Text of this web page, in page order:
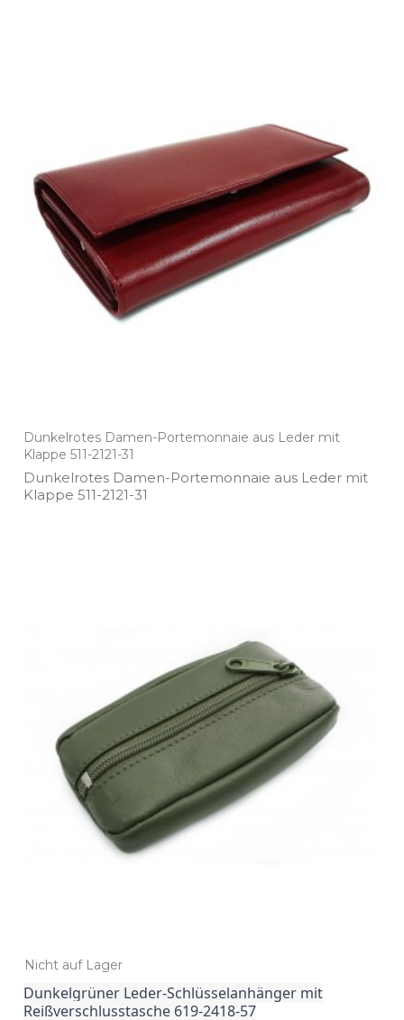
Dunkelrotes Damen-Portemonnaie aus Leder mit
Klappe 511-2121-31
Dunkelrotes Damen­-Portemonnaie aus Leder mit
Klappe 511­-2121­-31
Nicht auf Lager
Dunkelgrüner Leder-Schlüsselanhänger mit
Reißverschlusstasche 619-2418-57